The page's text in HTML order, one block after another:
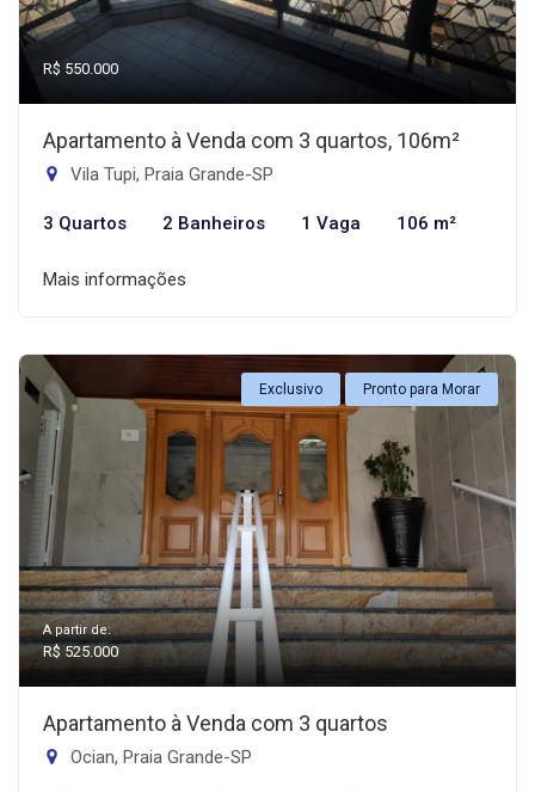
R$ 550.000
Apartamento à Venda com 3 quartos, 106m²
Vila Tupi, Praia Grande-SP
3 Quartos 2 Banheiros 1 Vaga 106 m²
Mais informações
Exclusivo Pronto para Morar
A partir de:
R$ 525.000
Apartamento à Venda com 3 quartos
Ocian, Praia Grande-SP